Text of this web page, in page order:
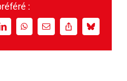
:
LinkedInWhatsApp
Email
Copy
Link
Bluesky